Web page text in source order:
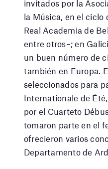
invitados por la
la Música, en el ciclo
Real Academia de
entre otros–; en
un buen número de
también en Europa.
seleccionados para
Internationale de
por el Cuarteto
tomaron parte en el
ofrecieron varios
Departamento de